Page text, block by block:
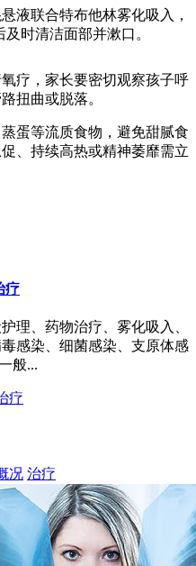
液联合特布他林雾化吸入，
时清洁面部并漱口。
疗，家长要密切观察孩子呼
扭曲或脱落。
蛋等流质食物，避免甜腻食
、持续高热或精神萎靡需立
疗
理、药物治疗、雾化吸入、
感染、细菌感染、支原体感
般...
疗
况 治疗